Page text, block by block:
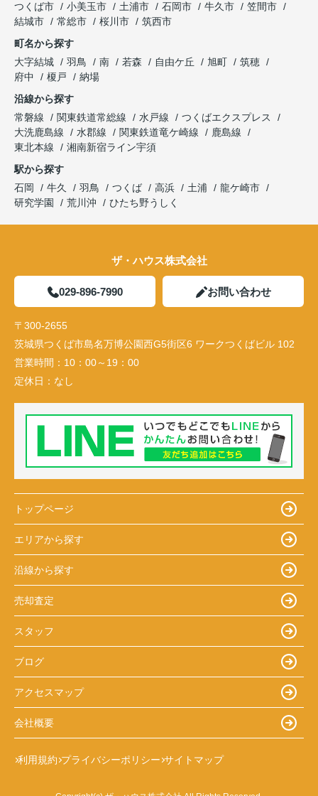
つくば市
小美玉市 土浦市 石岡市 牛久市
笠間市
結城市
常総市 桜川市
筑西市
町名から探す
大字結城
羽鳥 南 若森 自由ケ丘 旭町
筑穂
府中
榎戸
納場
沿線から探す
常磐線
関東鉄道常総線 水戸線
つくばエクスプレス
大洗鹿島線
水郡線 関東鉄道竜ケ崎線
鹿島線
東北本線
湘南新宿ライン宇須
駅から探す
石岡
牛久 羽鳥 つくば 高浜 土浦
龍ケ崎市
研究学園
荒川沖 ひたち野うしく
ザ・ハウス株式会社
029-896-7990 お問い合わせ
〒300-2655
茨城県つくば市島名万博公園西G5街区6 ワークつくばビル 102
営業時間： 10：00～19：00
定休日： なし
トップページ
エリアから探す
沿線から探す
売却査定
スタッフ
ブログ
アクセスマップ
会社概要
利用規約 プライバシーポリシー サイトマップ